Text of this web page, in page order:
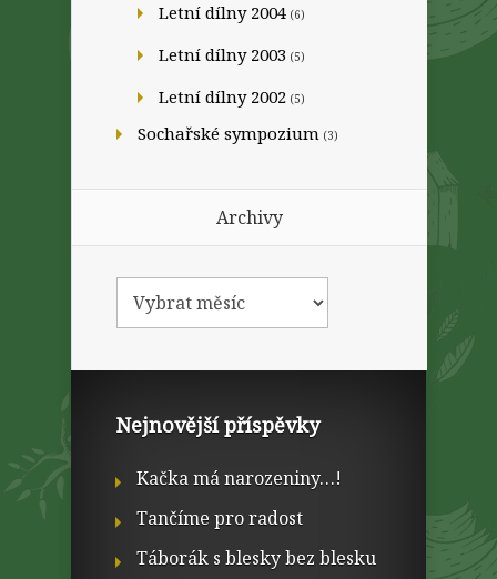
Letní dílny 2004 (6)
Letní dílny 2003 (5)
Letní dílny 2002 (5)
Sochařské sympozium (3)
Archivy
Nejnovější příspěvky
Kačka má narozeniny…!
Tančíme pro radost
Táborák s blesky bez blesku